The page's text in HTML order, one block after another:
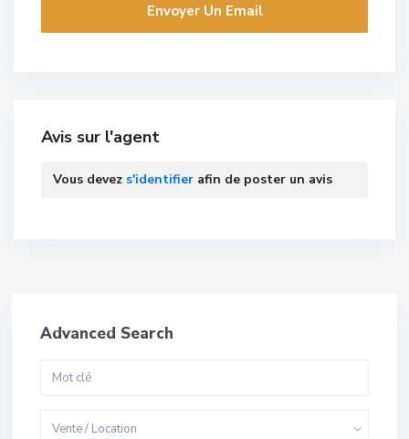
Avis sur l'agent
Vous devez s'identifier afin de poster un avis
Advanced Search
Vente / Location